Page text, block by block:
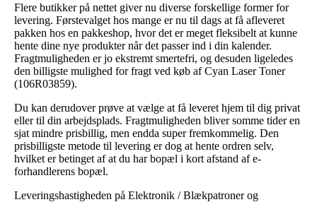
Flere butikker på nettet giver nu diverse forskellige former for
levering. Førstevalget hos mange er nu til dags at få afleveret
pakken hos en pakkeshop, hvor det er meget fleksibelt at kunne
hente dine nye produkter når det passer ind i din kalender.
Fragtmuligheden er jo ekstremt smertefri, og desuden ligeledes
den billigste mulighed for fragt ved køb af Cyan Laser Toner
(106R03859).
Du kan derudover prøve at vælge at få leveret hjem til dig privat
eller til din arbejdsplads. Fragtmuligheden bliver somme tider en
sjat mindre prisbillig, men endda super fremkommelig. Den
prisbilligste metode til levering er dog at hente ordren selv,
hvilket er betinget af at du har bopæl i kort afstand af e-
forhandlerens bopæl.
Leveringshastigheden på Elektronik / Blækpatroner og